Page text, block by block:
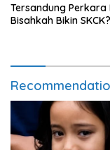
Tersandung Perkara
Bisahkah Bikin SKCK?